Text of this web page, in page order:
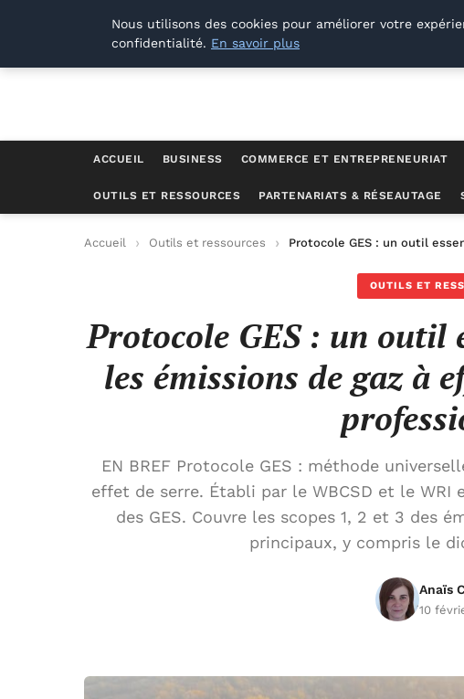
Lyon Photos
ACCUEIL BUSINESS COMMERCE ET ENTREPRENEURIAT
OUTILS ET RESSOURCES PARTENARIATS & RÉSEAUTAGE
Accueil Outils et ressources Protocole GES : un outil
OUTILS ET
Protocole GES : un outil
les émissions de gaz à
EN BREF Protocole GES : méthode
effet de serre. Établi par le WBCSD et le
des GES. Couvre les scopes 1, 2 et 3 des
principaux, y compris le
Anaïs
10
Nous utilisons des cookies pour améliorer votre
confidentialité. En savoir plus